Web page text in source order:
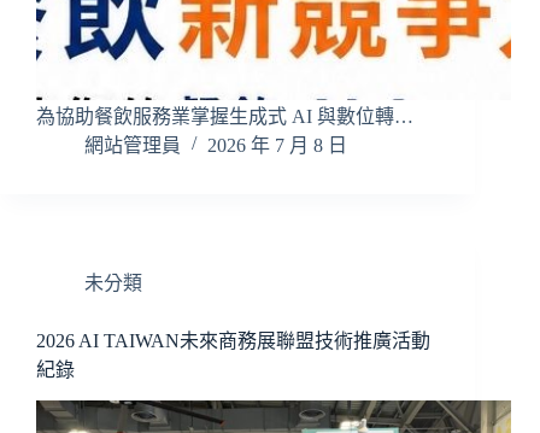
為協助餐飲服務業掌握生成式 AI 與數位轉…
網站管理員
2026 年 7 月 8 日
未分類
2026 AI TAIWAN未來商務展聯盟技術推廣活動
紀錄